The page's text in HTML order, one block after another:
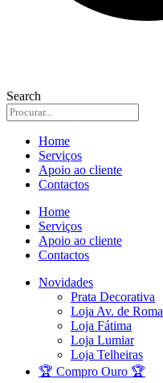
Search
Home
Serviços
Apoio ao cliente
Contactos
Home
Serviços
Apoio ao cliente
Contactos
Novidades
Prata Decorativa
Loja Av. de Roma
Loja Fátima
Loja Lumiar
Loja Telheiras
🏆 Compro Ouro 🏆